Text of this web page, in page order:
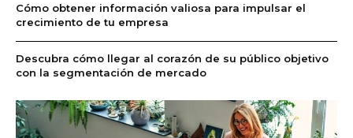
Cómo obtener información valiosa para impulsar el
crecimiento de tu empresa
Descubra cómo llegar al corazón de su público objetivo
con la segmentación de mercado